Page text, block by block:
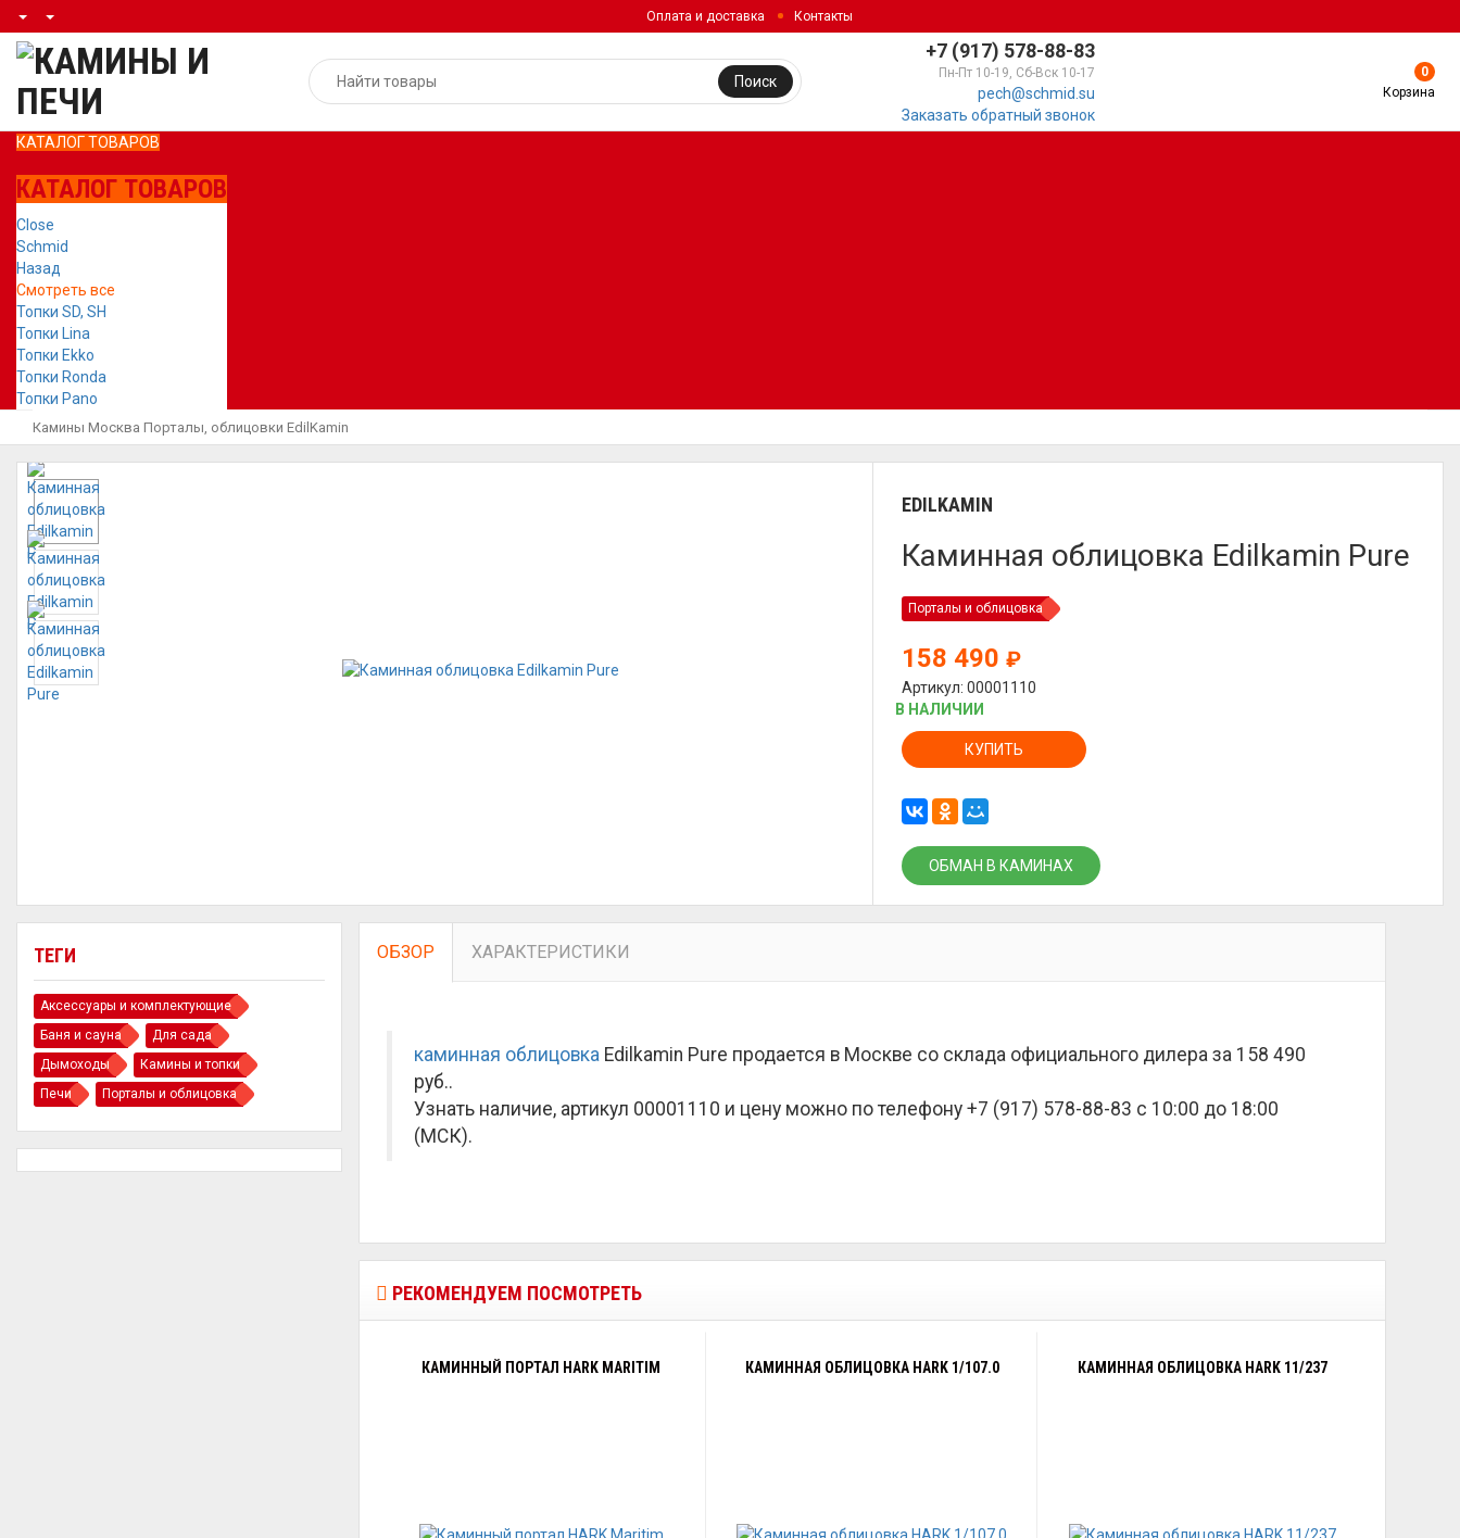
Оплата и доставка Контакты
+7 (917) 578-88-83
Пн-Пт 10-19, Сб-Вск 10-17
pech@schmid.su
Заказать обратный звонок
Поиск
0
Корзина
КАТАЛОГ ТОВАРОВ
КАТАЛОГ ТОВАРОВ
Close
Schmid
Назад
Смотреть все
Топки SD, SH
Топки Lina
Топки Ekko
Топки Ronda
Топки Pano
Камины Москва Порталы, облицовки EdilKamin
EDILKAMIN
Каминная облицовка Edilkamin Pure
Порталы и облицовка
158 490₽
Артикул: 00001110
В НАЛИЧИИ
КУПИТЬ
ОБМАН В КАМИНАХ
ТЕГИ
Аксессуары и комплектующие
Баня и сауна
Для сада
Дымоходы
Камины и топки
Печи
Порталы и облицовка
ОБЗОР ХАРАКТЕРИСТИКИ
каминная облицовка Edilkamin Pure продается в Москве со склада официального дилера за 158 490
руб..
Узнать наличие, артикул 00001110 и цену можно по телефону +7 (917) 578-88-83 с 10:00 до 18:00
(МСК).
РЕКОМЕНДУЕМ ПОСМОТРЕТЬ
КАМИННЫЙ ПОРТАЛ HARK MARITIM КАМИННАЯ ОБЛИЦОВКА HARK 1/107.0 КАМИННАЯ ОБЛИЦОВКА HARK 11/237